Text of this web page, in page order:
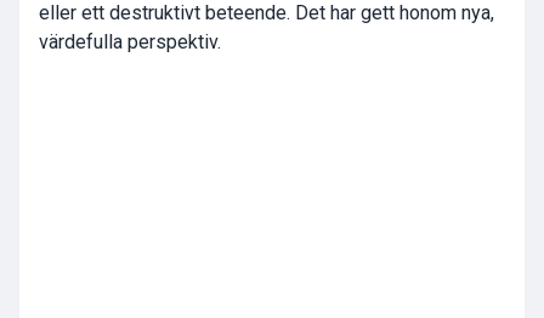
eller ett destruktivt beteende. Det har gett honom nya,
värdefulla perspektiv.